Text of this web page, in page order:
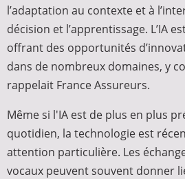
l’adaptation au contexte et à
décision et l’apprentissage. L’IA
offrant des opportunités
dans de nombreux domaines, y
rappelait France Assureurs.
Même si l'IA est de plus en plus
quotidien, la technologie est
attention particulière. Les
vocaux peuvent souvent donner